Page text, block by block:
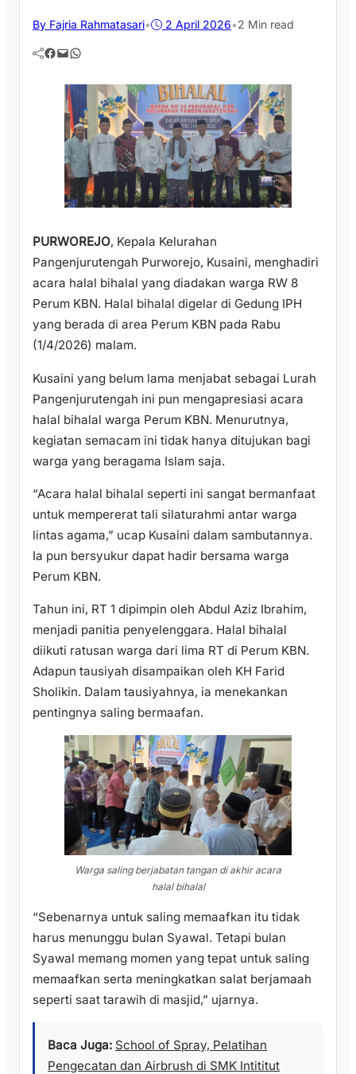
By Fajria Rahmatasari• 2 April 2026•2 Min read
Facebook Mail WhatsApp
PURWOREJO, Kepala Kelurahan
Pangenjurutengah Purworejo, Kusaini, menghadiri
acara halal bihalal yang diadakan warga RW 8
Perum KBN. Halal bihalal digelar di Gedung IPH
yang berada di area Perum KBN pada Rabu
(1/4/2026) malam.
Kusaini yang belum lama menjabat sebagai Lurah
Pangenjurutengah ini pun mengapresiasi acara
halal bihalal warga Perum KBN. Menurutnya,
kegiatan semacam ini tidak hanya ditujukan bagi
warga yang beragama Islam saja.
“Acara halal bihalal seperti ini sangat bermanfaat
untuk mempererat tali silaturahmi antar warga
lintas agama,” ucap Kusaini dalam sambutannya.
Ia pun bersyukur dapat hadir bersama warga
Perum KBN.
Tahun ini, RT 1 dipimpin oleh Abdul Aziz Ibrahim,
menjadi panitia penyelenggara. Halal bihalal
diikuti ratusan warga dari lima RT di Perum KBN.
Adapun tausiyah disampaikan oleh KH Farid
Sholikin. Dalam tausiyahnya, ia menekankan
pentingnya saling bermaafan.
Warga saling berjabatan tangan di akhir acara
halal bihalal
“Sebenarnya untuk saling memaafkan itu tidak
harus menunggu bulan Syawal. Tetapi bulan
Syawal memang momen yang tepat untuk saling
memaafkan serta meningkatkan salat berjamaah
seperti saat tarawih di masjid,” ujarnya.
Baca Juga: School of Spray, Pelatihan
Pengecatan dan Airbrush di SMK Intititut